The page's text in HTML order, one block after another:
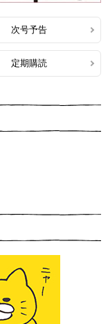
次号予告
定期購読